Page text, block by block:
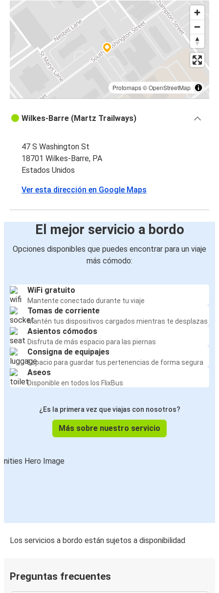
Protomaps©OpenStreetMap
Wilkes-Barre (Martz Trailways)
47 S Washington St
18701 Wilkes-Barre, PA
Estados Unidos
Ver esta dirección en Google Maps
El mejor servicio a bordo
Opciones disponibles que puedes encontrar para un viaje
más cómodo:
WiFi gratuito
Mantente conectado durante tu viaje
Tomas de corriente
Mantén tus dispositivos cargados mientras te desplazas
Asientos cómodos
Disfruta de más espacio para las piernas
Consigna de equipajes
Espacio para guardar tus pertenencias de forma segura
Aseos
Disponible en todos los FlixBus
¿Es la primera vez que viajas con nosotros?
Más sobre nuestro servicio
Los servicios a bordo están sujetos a disponibilidad
Preguntas frecuentes